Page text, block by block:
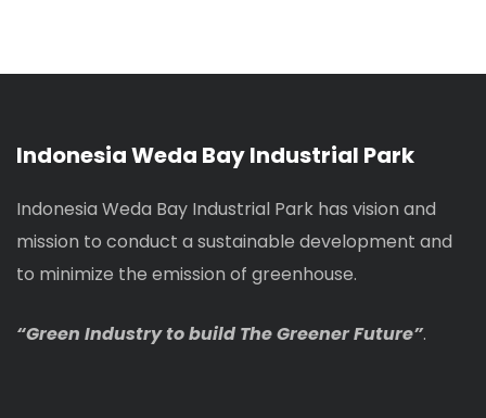
Indonesia Weda Bay Industrial Park
Indonesia Weda Bay Industrial Park has vision and
mission to conduct a sustainable development and
to minimize the emission of greenhouse.
“Green Industry to build The Greener Future”.